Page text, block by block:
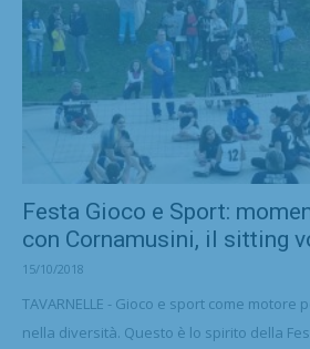
Festa Gioco e Sport:
con Cornamusini, il sitting
15/10/2018
TAVARNELLE - Gioco e sport come motore
nella diversità. Questo è lo spirito della